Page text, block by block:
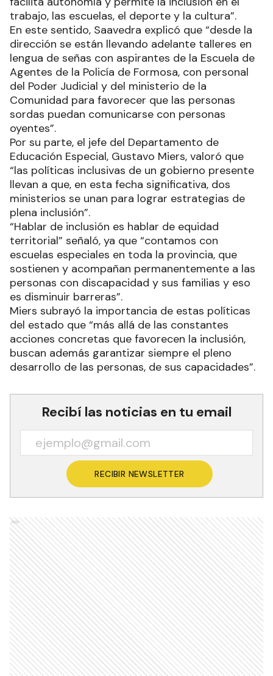
trabajo, las escuelas, el deporte y la cultura”.
En este sentido, Saavedra explicó que “desde la
dirección se están llevando adelante talleres en
lengua de señas con aspirantes de la Escuela de
Agentes de la Policía de Formosa, con personal
del Poder Judicial y del ministerio de la
Comunidad para favorecer que las personas
sordas puedan comunicarse con personas
oyentes”.
Por su parte, el jefe del Departamento de
Educación Especial, Gustavo Miers, valoró que
“las políticas inclusivas de un gobierno presente
llevan a que, en esta fecha significativa, dos
ministerios se unan para lograr estrategias de
plena inclusión”.
“Hablar de inclusión es hablar de equidad
territorial” señaló, ya que “contamos con
escuelas especiales en toda la provincia, que
sostienen y acompañan permanentemente a las
personas con discapacidad y sus familias y eso
es disminuir barreras”.
Miers subrayó la importancia de estas políticas
del estado que “más allá de las constantes
acciones concretas que favorecen la inclusión,
buscan además garantizar siempre el pleno
desarrollo de las personas, de sus capacidades”.
Recibí las noticias en tu email
RECIBIR NEWSLETTER
Ads